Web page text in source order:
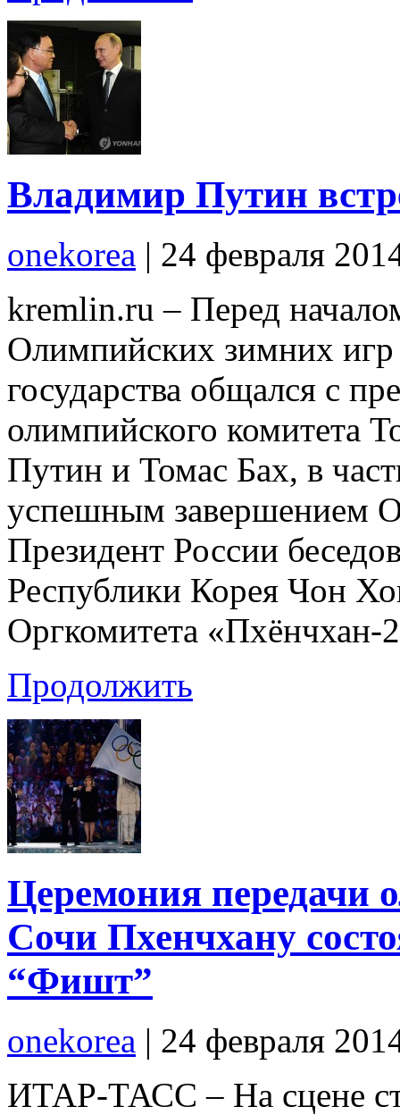
Владимир Путин
onekorea | 24 февраля
kremlin.ru – Перед
Олимпийских зимних игр
государства общался с
олимпийского комитета
Путин и Томас Бах, в
успешным завершением
Президент России
Республики Корея Чон
Оргкомитета
Продолжить
Церемония передачи
Сочи Пхенчхану
“Фишт”
onekorea | 24 февраля
ИТАР-ТАСС – На сцене